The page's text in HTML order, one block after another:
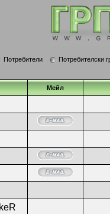
Потребители
Потребителски
Мейл